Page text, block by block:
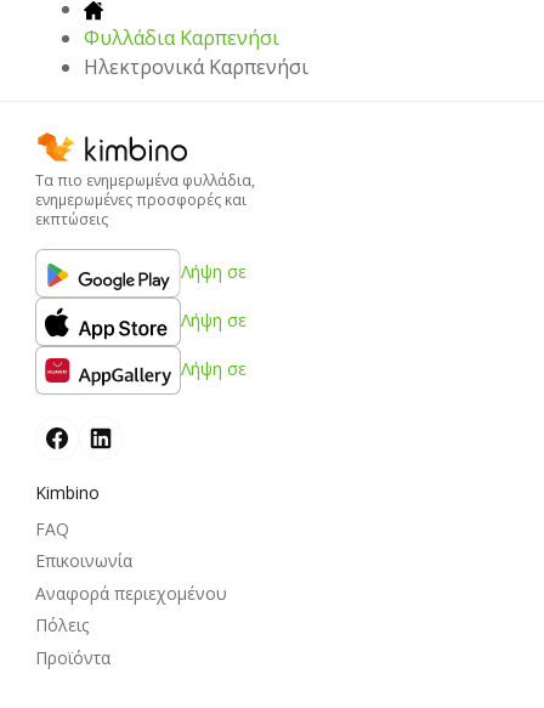
Φυλλάδια Καρπενήσι
Hλεκτρονικά Καρπενήσι
Τα πιο ενημερωμένα φυλλάδια,
ενημερωμένες προσφορές και
εκπτώσεις
Λήψη σε
Λήψη σε
Λήψη σε
Kimbino
FAQ
Επικοινωνία
Αναφορά περιεχομένου
Πόλεις
Προϊόντα